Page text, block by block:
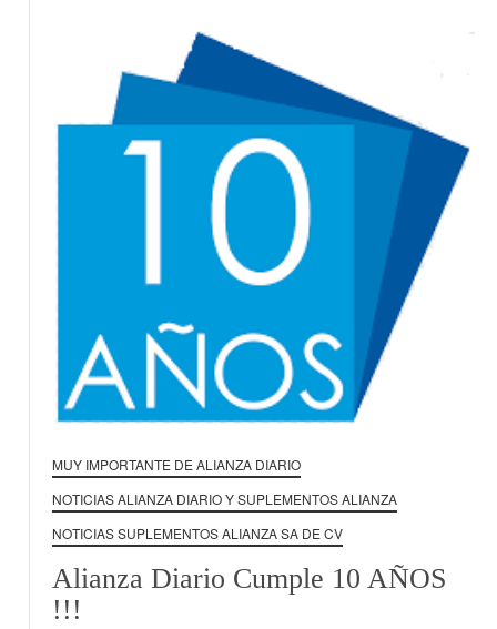
MUY IMPORTANTE DE ALIANZA DIARIO
NOTICIAS ALIANZA DIARIO Y SUPLEMENTOS ALIANZA
NOTICIAS SUPLEMENTOS ALIANZA SA DE CV
Alianza Diario Cumple 10 AÑOS
!!!